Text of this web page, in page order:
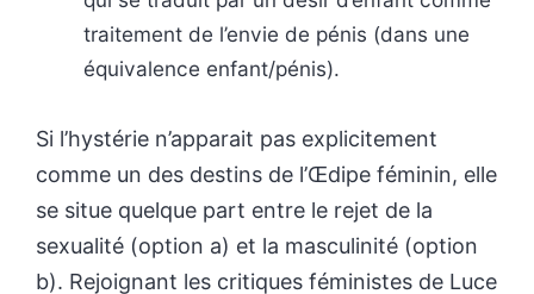
traitement de l’envie de pénis (dans une
équivalence enfant/pénis).
Si l’hystérie n’apparait pas explicitement
comme un des destins de l’Œdipe féminin, elle
se situe quelque part entre le rejet de la
sexualité (option a) et la masculinité (option
b). Rejoignant les critiques féministes de Luce